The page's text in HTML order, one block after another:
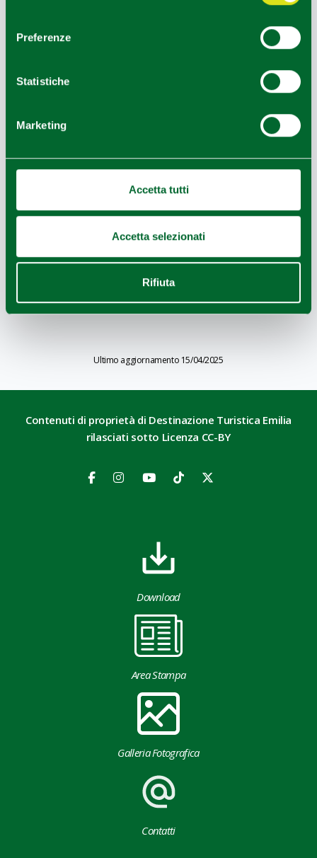
Preferenze
Statistiche
Marketing
Accetta tutti
Accetta selezionati
Rifiuta
Geoapify|© OpenMapTiles
OpenStreetMap
Ultimo aggiornamento 15/04/2025
Contenuti di proprietà di Destinazione Turistica Emilia
rilasciati sotto Licenza CC-BY
Download
Area Stampa
Galleria Fotografica
Contatti